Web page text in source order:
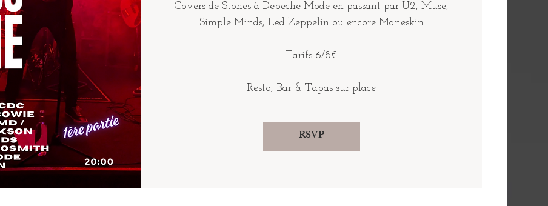
Covers de Stones à Depeche Mode en passant par U2, Muse,
Simple Minds, Led Zeppelin ou encore Maneskin
Tarifs 6/8€
Resto, Bar & Tapas sur place
RSVP